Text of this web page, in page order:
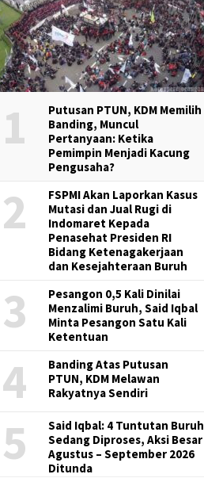
1
Putusan PTUN, KDM Memilih
Banding, Muncul
Pertanyaan: Ketika
Pemimpin Menjadi Kacung
Pengusaha?
2
FSPMI Akan Laporkan Kasus
Mutasi dan Jual Rugi di
Indomaret Kepada
Penasehat Presiden RI
Bidang Ketenagakerjaan
dan Kesejahteraan Buruh
3
Pesangon 0,5 Kali Dinilai
Menzalimi Buruh, Said Iqbal
Minta Pesangon Satu Kali
Ketentuan
4
Banding Atas Putusan
PTUN, KDM Melawan
Rakyatnya Sendiri
5
Said Iqbal: 4 Tuntutan Buruh
Sedang Diproses, Aksi Besar
Agustus – September 2026
Ditunda